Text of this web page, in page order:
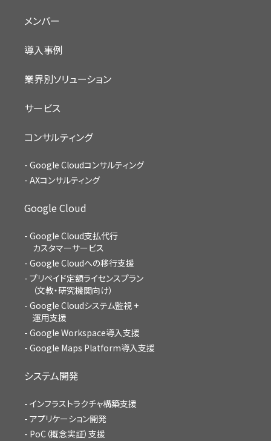
メンバー
導入事例
業界別ソリューション
サービス
コンサルティング
Google Cloudコンサルティング
AXコンサルティング
Google Cloud
Google Cloud支払代行
カスタマーサービス
Google Cloudへの移行支援
プリペイド定額ライセンスプラン
（文教・研究機関向け）
Google Cloudシステム監視 +
運用支援
Google Workspace導入支援
Google Maps Platform導入支援
システム開発
インフラストラクチャ構築支援
アプリケーション開発
PoC（概念実証）支援